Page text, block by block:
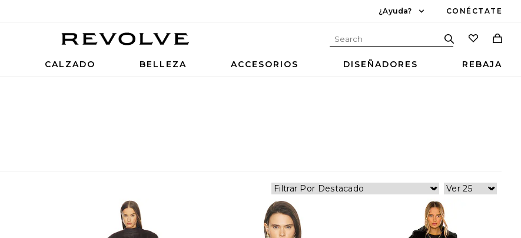
¿Ayuda? CONÉCTATE
CALZADO BELLEZA ACCESORIOS DISEÑADORES REBAJA